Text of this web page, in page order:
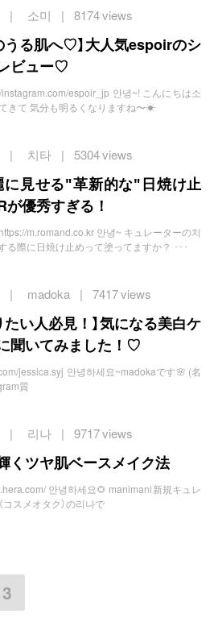
소미 8174 views
うる肌へ♡】大人気espoirのシ
ビュー♡
espoir_jp 안녕~! こんにちは소
きて 気分も明るくなりますね〜☀
치타 5304 views
に見せる″革新的な″日焼け止
優秀すぎる！
m.romand.co.kr 안녕~ キュレーターの치
る際に日焼け止めって塗ってますか？ ･･･
madoka 7417 views
い人必見！】気になる美白ケ
聞いてみました！♡
jessica.syj 안녕하세요~madokaです🌸 (名
質
리나 9717 views
くツヤ肌ベースメイク法
안녕하세요🌻 manimani新規キュレ
スメオタク）の리나で
3